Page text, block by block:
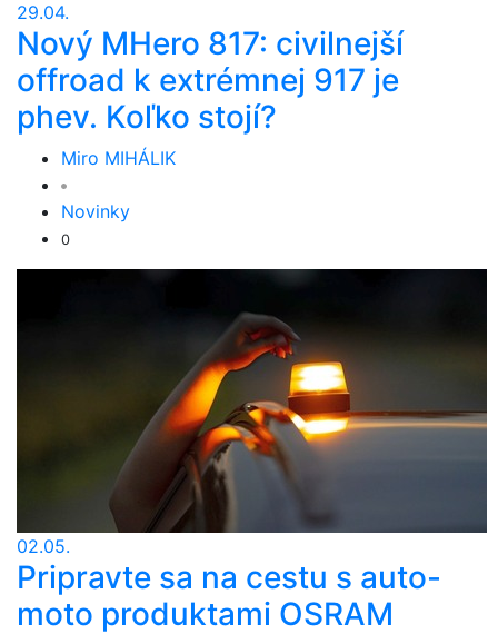
29.04.
Nový MHero 817: civilnejší
offroad k extrémnej 917 je
phev. Koľko stojí?
Miro MIHÁLIK
Novinky
0
02.05.
Pripravte sa na cestu s auto-
moto produktami OSRAM